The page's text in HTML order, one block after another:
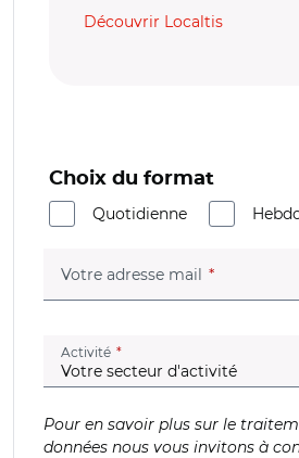
Découvrir Localtis
Choix du format
Quotidienne
Votre adresse mail (champ
Activité (champ obligatoire)
Pour en savoir plus sur le
données nous vous invitons à